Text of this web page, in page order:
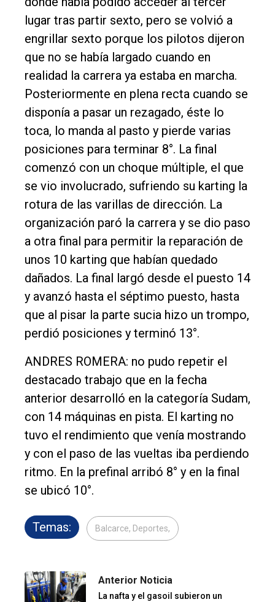
lugar tras partir sexto, pero se volvió a
engrillar sexto porque los pilotos dijeron
que no se había largado cuando en
realidad la carrera ya estaba en marcha.
Posteriormente en plena recta cuando se
disponía a pasar un rezagado, éste lo
toca, lo manda al pasto y pierde varias
posiciones para terminar 8°. La final
comenzó con un choque múltiple, el que
se vio involucrado, sufriendo su karting la
rotura de las varillas de dirección. La
organización paró la carrera y se dio paso
a otra final para permitir la reparación de
unos 10 karting que habían quedado
dañados. La final largó desde el puesto 14
y avanzó hasta el séptimo puesto, hasta
que al pisar la parte sucia hizo un trompo,
perdió posiciones y terminó 13°.
ANDRES ROMERA: no pudo repetir el
destacado trabajo que en la fecha
anterior desarrolló en la categoría Sudam,
con 14 máquinas en pista. El karting no
tuvo el rendimiento que venía mostrando
y con el paso de las vueltas iba perdiendo
ritmo. En la prefinal arribó 8° y en la final
se ubicó 10°.
Temas: Balcarce, Deportes,
Anterior Noticia
La nafta y el gasoil subieron un